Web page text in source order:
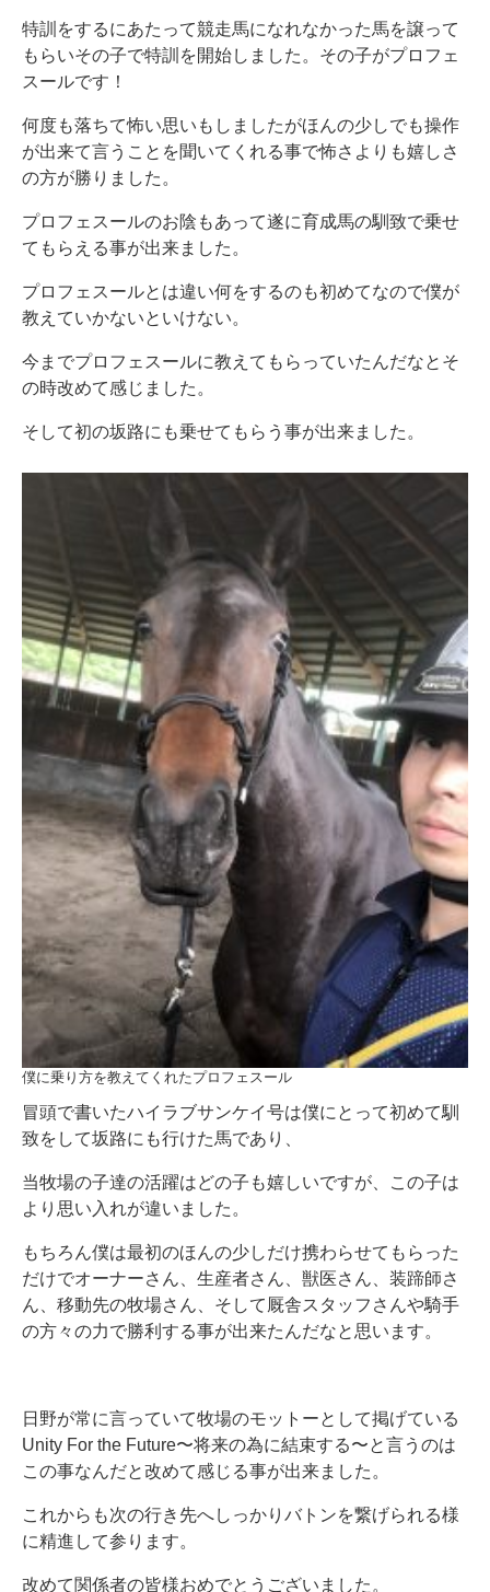
特訓をするにあたって競走馬になれなかった馬を譲って
もらいその子で特訓を開始しました。その子がプロフェ
スールです！
何度も落ちて怖い思いもしましたがほんの少しでも操作
が出来て言うことを聞いてくれる事で怖さよりも嬉しさ
の方が勝りました。
プロフェスールのお陰もあって遂に育成馬の馴致で乗せ
てもらえる事が出来ました。
プロフェスールとは違い何をするのも初めてなので僕が
教えていかないといけない。
今までプロフェスールに教えてもらっていたんだなとそ
の時改めて感じました。
そして初の坂路にも乗せてもらう事が出来ました。
僕に乗り方を教えてくれたプロフェスール
冒頭で書いたハイラブサンケイ号は僕にとって初めて馴
致をして坂路にも行けた馬であり、
当牧場の子達の活躍はどの子も嬉しいですが、この子は
より思い入れが違いました。
もちろん僕は最初のほんの少しだけ携わらせてもらった
だけでオーナーさん、生産者さん、獣医さん、装蹄師さ
ん、移動先の牧場さん、そして厩舎スタッフさんや騎手
の方々の力で勝利する事が出来たんだなと思います。
日野が常に言っていて牧場のモットーとして掲げている
Unity For the Future〜将来の為に結束する〜と言うのは
この事なんだと改めて感じる事が出来ました。
これからも次の行き先へしっかりバトンを繋げられる様
に精進して参ります。
改めて関係者の皆様おめでとうございました。